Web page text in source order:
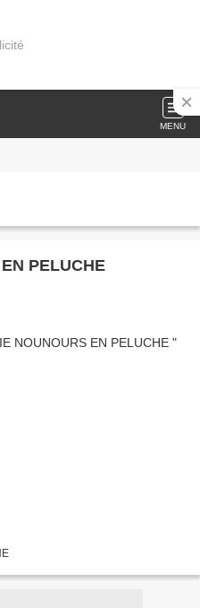
MENU
PELUCHE